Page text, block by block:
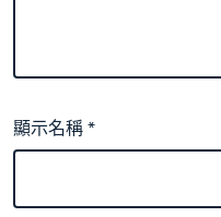
顯示名稱*